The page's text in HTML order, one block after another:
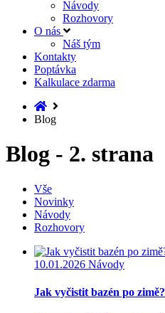
Návody
Rozhovory
O nás
Náš tým
Kontakty
Poptávka
Kalkulace zdarma
Blog
Blog - 2. strana
Vše
Novinky
Návody
Rozhovory
10.01.2026 Návody
Jak vyčistit bazén po zimě?